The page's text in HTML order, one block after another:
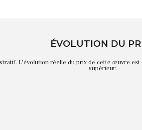
ÉVOLUTION DU
L'évolution réelle du prix de cette œuvre est
supérieur.